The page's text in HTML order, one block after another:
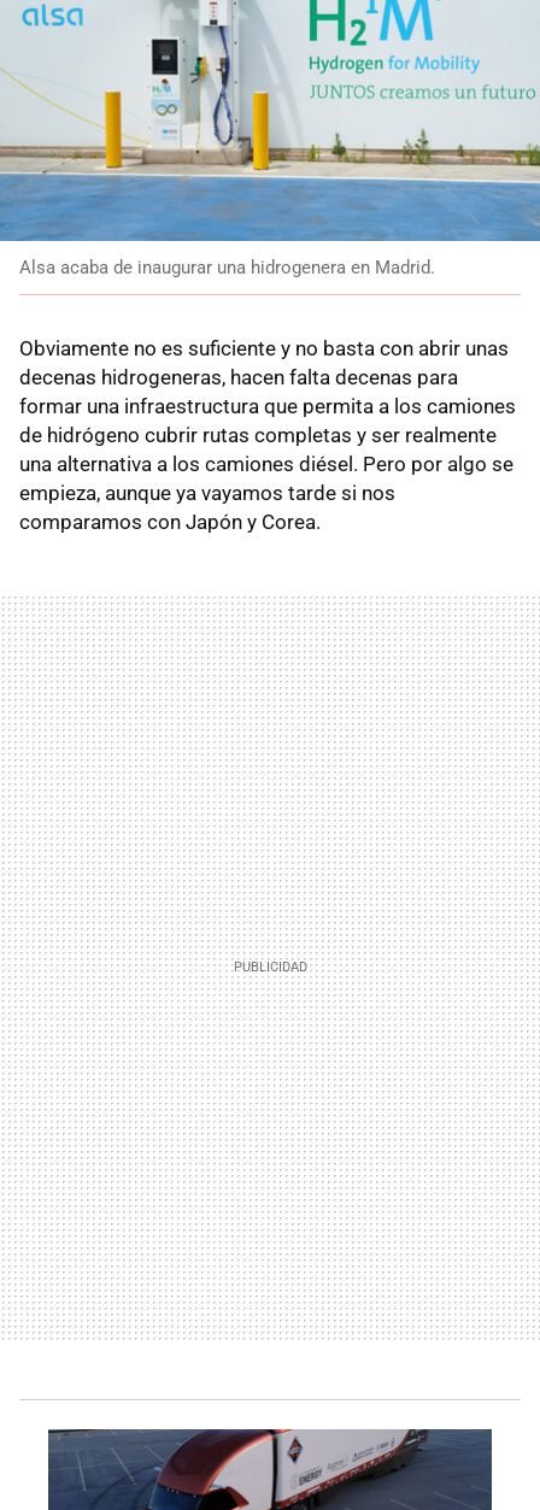
Alsa acaba de inaugurar una hidrogenera en Madrid.
Obviamente no es suficiente y no basta con abrir unas
decenas hidrogeneras, hacen falta decenas para
formar una infraestructura que permita a los camiones
de hidrógeno cubrir rutas completas y ser realmente
una alternativa a los camiones diésel. Pero por algo se
empieza, aunque ya vayamos tarde si nos
comparamos con Japón y Corea.